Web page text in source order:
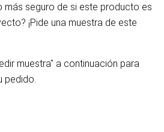
más seguro de si este producto es
¡Pide una muestra de este
muestra" a continuación para
pedido.